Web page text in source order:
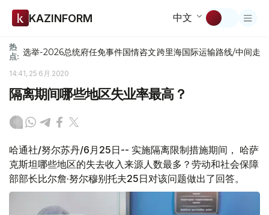
KAZINFORM 中文
热
点: 选举-2026总统府任免事件国情咨文跨里海国际运输路线/中间走廊
14:41, 25 6月 2020
隔离期间哪些地区失业率最高？
哈通社/努尔苏丹/6月25日-- 实施隔离限制措施期间， 哈萨
克斯坦哪些地区的失去收入来源人数最多？劳动和社会保障
部部长比尔詹·努尔穆别托夫25日对该问题做出了回答。